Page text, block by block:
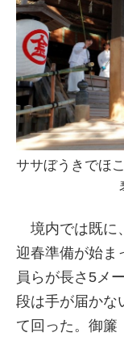
ササぼうきでほ
境内では既に
迎春準備が始ま
員らが長さ5メ
段は手が届かな
て回った。御簾